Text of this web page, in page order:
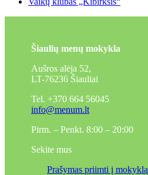
Šiaulių menų mokykla
Aušros alėja 52,
LT-76236 Šiauliai
Tel. +370 664 56045
info@menum.lt
Pirm. – Penkt. 8:00 – 20:00
Sekite mus
Prašymas priimti į mokyklą